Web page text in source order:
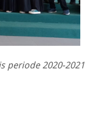
periode 2020-2021